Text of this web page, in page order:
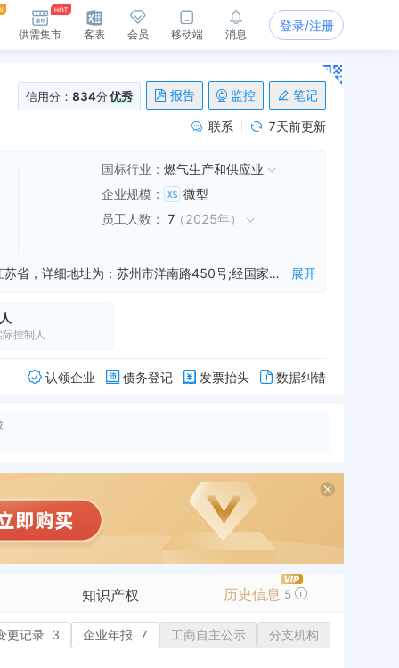
供需集市 客表 会员 移动端 消息
登录/注册
信用分： 834分优秀 报告 监控 笔记
联系 7天前更新
国标行业： 燃气生产和供应业
企业规模 ：
微型
员工人数 ： 7（2025年）
苏州燃气集团相城有限公司是一家从事燃气设备销售,燃气具的销售等业务的公司，成立于2019年09月18日，公司坐落在江苏省，详细地址为：苏州市洋南路450号;经国家企业信用信息公示系统查询得知，苏州燃气集团相城有限公司的信用代码/税号为91320507MA203UU694，法人是顾国俊，注册资本为2000.000000万人民币，企业的经营范围为:从事燃气经营；燃气设备、燃气具的销售；燃气综合信息系统开发及销售。（依法须经批准的项目，经相关部门批准后方可开展经营活动） 展开
控制人
认领企业 债务登记 发票抬头 数据纠错
知识产权 历史信息 5
商标信息
更记录 3 企业年报 7 工商自主公示 分支机构